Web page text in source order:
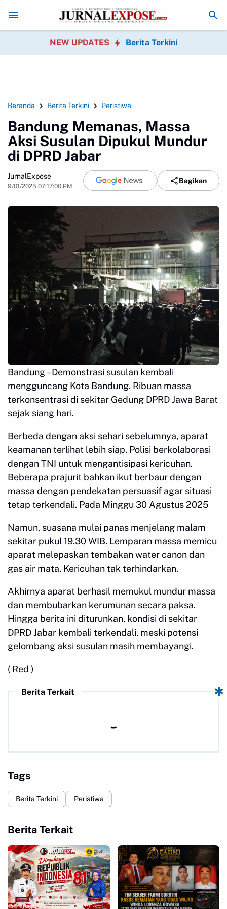
King Naga Pertanyakan Penanganan Perkara Uun oleh Polisi Jaro
NEW UPDATES Berita Terkini
Beranda Berita Terkini Peristiwa
Bandung Memanas, Massa
Aksi Susulan Dipukul Mundur
di DPRD Jabar
JurnalExpose
9/01/2025 07:17:00 PM
Bagikan
Bandung – Demonstrasi susulan kembali
mengguncang Kota Bandung. Ribuan massa
terkonsentrasi di sekitar Gedung DPRD Jawa Barat
sejak siang hari.
Berbeda dengan aksi sehari sebelumnya, aparat
keamanan terlihat lebih siap. Polisi berkolaborasi
dengan TNI untuk mengantisipasi kericuhan.
Beberapa prajurit bahkan ikut berbaur dengan
massa dengan pendekatan persuasif agar situasi
tetap terkendali. Pada Minggu 30 Agustus 2025
Namun, suasana mulai panas menjelang malam
sekitar pukul 19.30 WIB. Lemparan massa memicu
aparat melepaskan tembakan water canon dan
gas air mata. Kericuhan tak terhindarkan.
Akhirnya aparat berhasil memukul mundur massa
dan membubarkan kerumunan secara paksa.
Hingga berita ini diturunkan, kondisi di sekitar
DPRD Jabar kembali terkendali, meski potensi
gelombang aksi susulan masih membayangi.
( Red )
Berita Terkait
Tags
Berita Terkini Peristiwa
Berita Terkait